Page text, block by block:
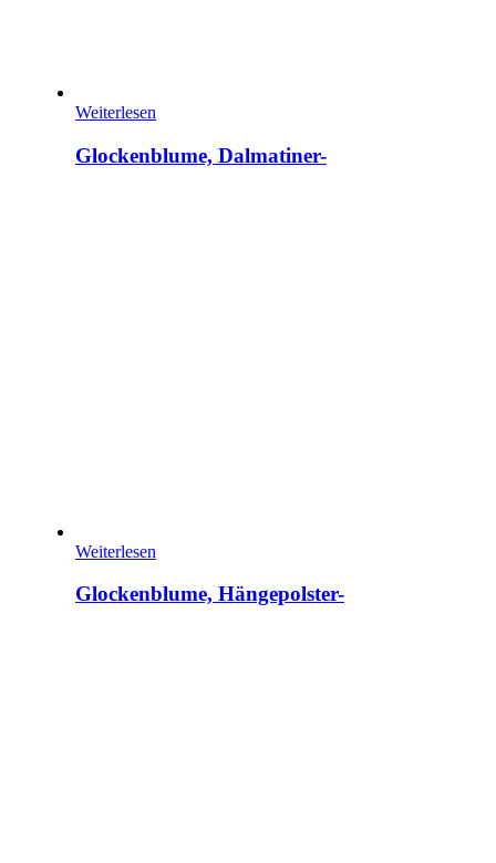
Weiterlesen
Glockenblume, Dalmatiner-
Weiterlesen
Glockenblume, Hängepolster-